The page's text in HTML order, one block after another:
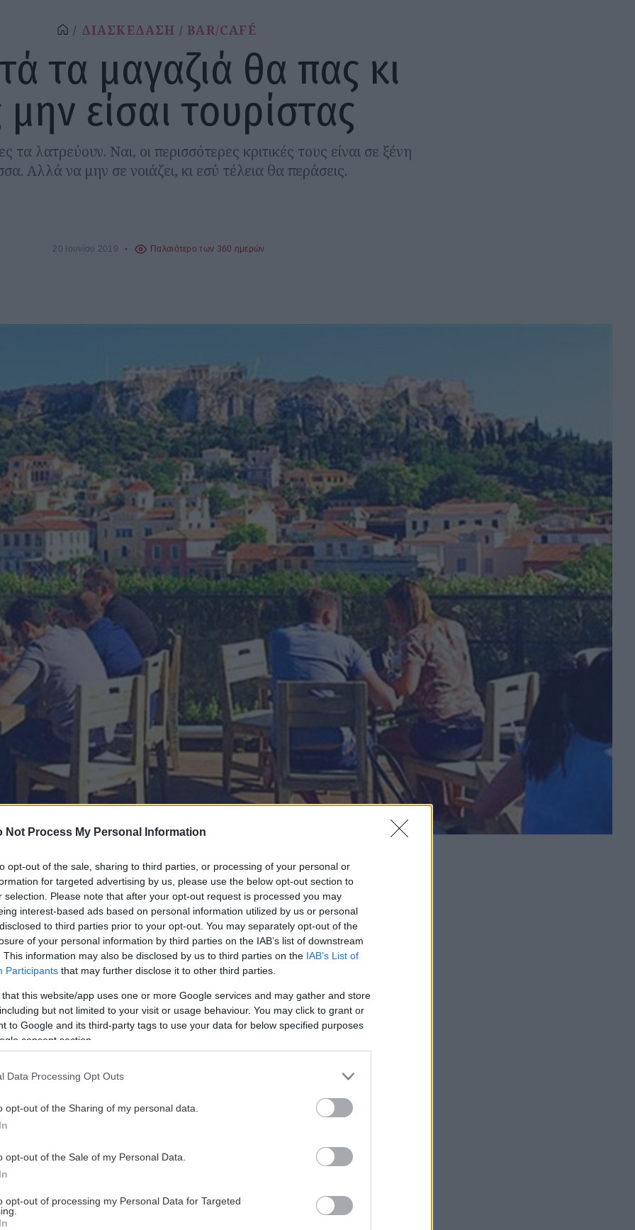
Not Process My Personal Information
opt-out of the sale, sharing to third parties, or processing of your personal or
for targeted advertising by us, please use the below opt-out section to
selection. Please note that after your opt-out request is processed you may
interest-based ads based on personal information utilized by us or personal
to third parties prior to your opt-out. You may separately opt-out of the
of your personal information by third parties on the IAB’s list of downstream
This information may also be disclosed by us to third parties on the IAB’s List of
Participants that may further disclose it to other third parties.
that this website/app uses one or more Google services and may gather and store
but not limited to your visit or usage behaviour. You may click to grant or
to Google and its third-party tags to use your data for below specified purposes
consent section.
Data Processing Opt Outs
opt-out of the Sharing of my personal data.
opt-out of the Sale of my Personal Data.
opt-out of processing my Personal Data for Targeted
ΔΙΑΣΚΕΔΑΣΗ BAR/CAFÉ
τα μαγαζιά θα πας κι
μην είσαι τουρίστας
τα λατρεύουν. Ναι, οι περισσότερες κριτικές τους είναι σε ξένη
Αλλά να μην σε νοιάζει, κι εσύ τέλεια θα περάσεις.
20 Ιουνίου 2019 Παλαιότερο των 360 ημερών